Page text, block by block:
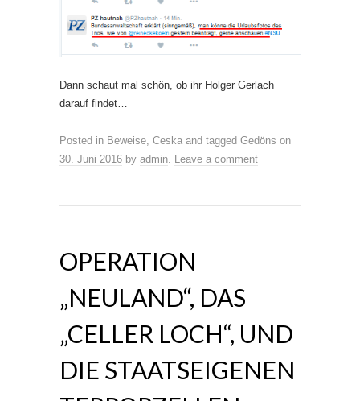
Dann schaut mal schön, ob ihr Holger Gerlach
darauf findet…
Posted in Beweise, Ceska and tagged Gedöns on
30. Juni 2016 by admin. Leave a comment
OPERATION
„NEULAND“, DAS
„CELLER LOCH“, UND
DIE STAATSEIGENEN